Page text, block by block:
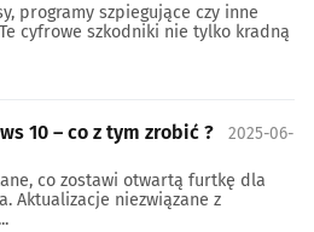
programy szpiegujące czy inne
cyfrowe szkodniki nie tylko kradną
10 – co z tym zrobić ?
2025-06-
co zostawi otwartą furtkę dla
Aktualizacje niezwiązane z